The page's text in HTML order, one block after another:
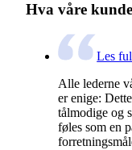
Hva våre
Les
Alle lederne
er enige:
tålmodige og
føles som en